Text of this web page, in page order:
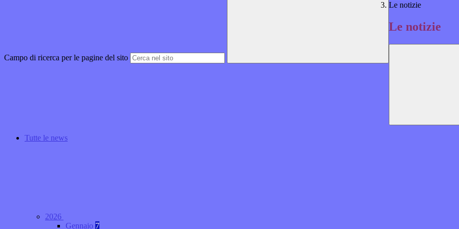
Campo di ricerca per le pagine del sito
Le notizie
Le notizie
Tutte le news
2026
Gennaio 7